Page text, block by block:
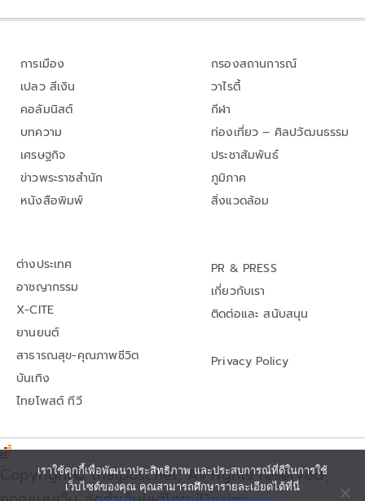
การเมือง
เปลว สีเงิน
คอลัมนิสต์
บทความ
เศรษฐกิจ
ข่าวพระราชสำนัก
หนังสือพิมพ์
กรองสถานการณ์
วาไรตี้
กีฬา
ท่องเที่ยว – ศิลปวัฒนธรรม
ประชาสัมพันธ์
ภูมิภาค
สิ่งแวดล้อม
ต่างประเทศ
อาชญากรรม
X-CITE
ยานยนต์
สาธารณสุข-คุณภาพชีวิต
บันเทิง
ไทยโพสต์ ทีวี
PR & PRESS
เกี่ยวกับเรา
ติดต่อและ สนับสนุน
Privacy Policy
Copyright© thaipost.net, All rights reserved.,
เราใช้คุกกี้เพื่อพัฒนาประสิทธิภาพ และประสบการณ์ที่ดีในการใช้
เว็บไซต์ของคุณ คุณสามารถศึกษารายละเอียดได้ที่นี่